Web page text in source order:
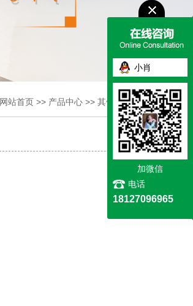
网站首页 >> 产品中心 >> 其他模具配件
小肖
加微信
电话
18127096965